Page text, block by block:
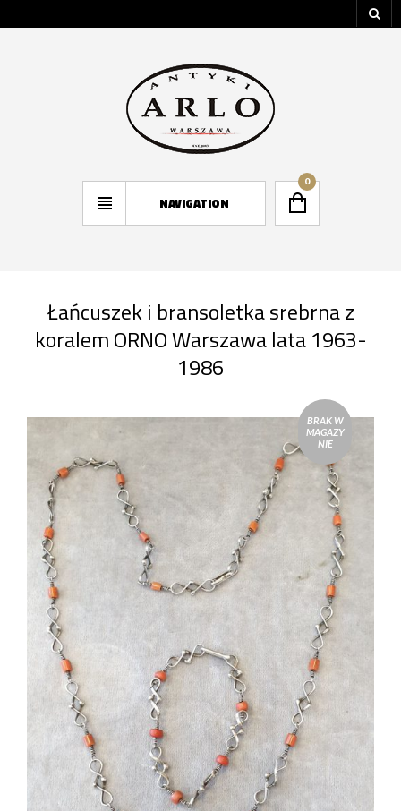
NAVIGATION
0
Łańcuszek i bransoletka srebrna z
koralem ORNO Warszawa lata 1963-
1986
BRAK W
MAGAZY
NIE